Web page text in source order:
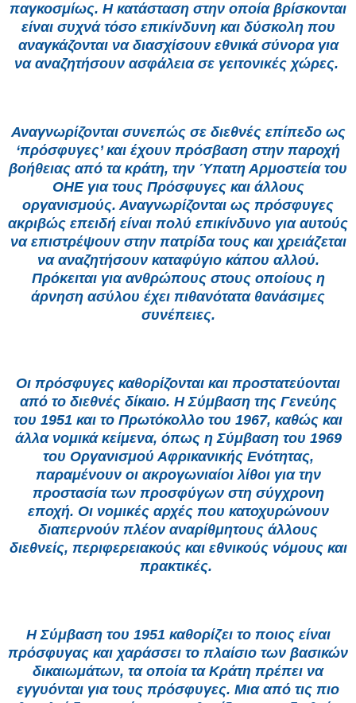
παγκοσμίως. Η κατάσταση στην οποία βρίσκονται
είναι συχνά τόσο επικίνδυνη και δύσκολη που
αναγκάζονται να διασχίσουν εθνικά σύνορα για
να αναζητήσουν ασφάλεια σε γειτονικές χώρες.
Αναγνωρίζονται συνεπώς σε διεθνές επίπεδο ως
‘πρόσφυγες’ και έχουν πρόσβαση στην παροχή
βοήθειας από τα κράτη, την Ύπατη Αρμοστεία του
ΟΗΕ για τους Πρόσφυγες και άλλους
οργανισμούς. Αναγνωρίζονται ως πρόσφυγες
ακριβώς επειδή είναι πολύ επικίνδυνο για αυτούς
να επιστρέψουν στην πατρίδα τους και χρειάζεται
να αναζητήσουν καταφύγιο κάπου αλλού.
Πρόκειται για ανθρώπους στους οποίους η
άρνηση ασύλου έχει πιθανότατα θανάσιμες
συνέπειες.
Οι πρόσφυγες καθορίζονται και προστατεύονται
από το διεθνές δίκαιο. Η Σύμβαση της Γενεύης
του 1951 και το Πρωτόκολλο του 1967, καθώς και
άλλα νομικά κείμενα, όπως η Σύμβαση του 1969
του Οργανισμού Αφρικανικής Ενότητας,
παραμένουν οι ακρογωνιαίοι λίθοι για την
προστασία των προσφύγων στη σύγχρονη
εποχή. Οι νομικές αρχές που κατοχυρώνουν
διαπερνούν πλέον αναρίθμητους άλλους
διεθνείς, περιφερειακούς και εθνικούς νόμους και
πρακτικές.
Η Σύμβαση του 1951 καθορίζει το ποιος είναι
πρόσφυγας και χαράσσει το πλαίσιο των βασικών
δικαιωμάτων, τα οποία τα Κράτη πρέπει να
εγγυόνται για τους πρόσφυγες. Μια από τις πιο